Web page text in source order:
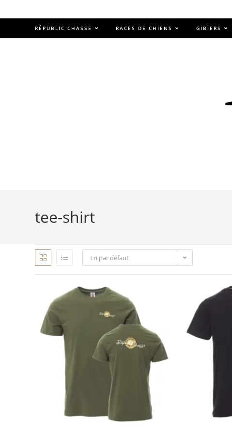
RÉPUBLIC CHASSE RACES DE CHIENS GIBIERS
tee-shirt
Tri par défaut